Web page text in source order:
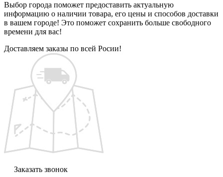
Выбор города поможет предоставить актуальную
информацию о наличии товара, его цены и способов доставки
в вашем городе! Это поможет сохранить больше свободного
времени для вас!
Доставляем заказы по всей Росии!
Заказать звонок